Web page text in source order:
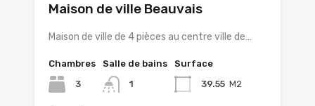
Maison de ville Beauvais
Maison de ville de 4 pièces au centre ville de…
Chambres
3
Salle de bains
1
Surface
39.55 M2